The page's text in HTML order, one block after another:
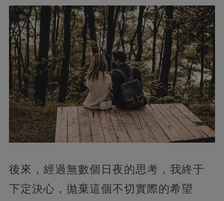
後來，經過無數個日夜的思考，我終于
下定決心，拋棄這個不切實際的希望